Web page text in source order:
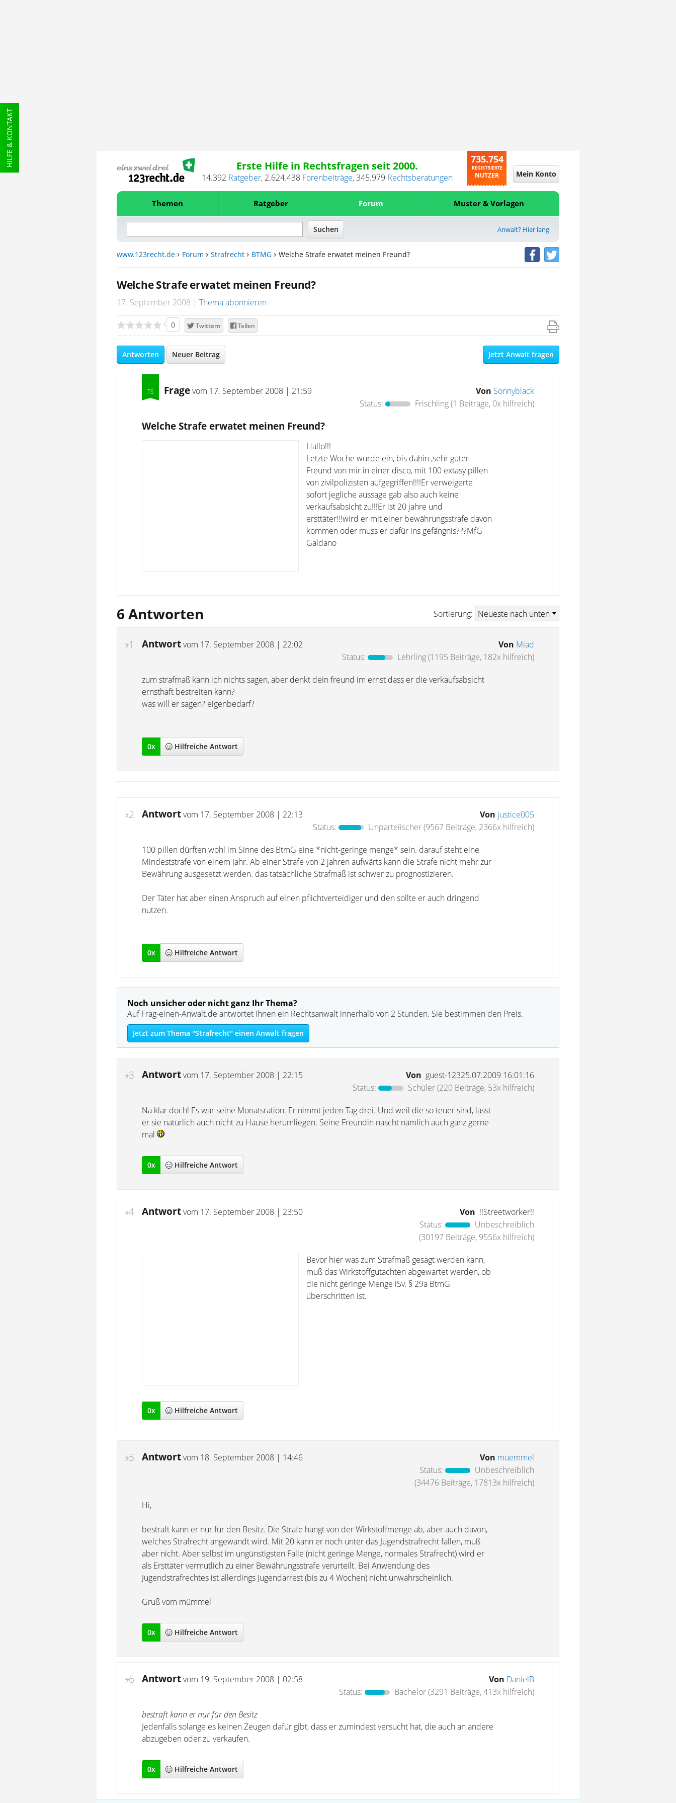
HILFE & KONTAKT Erste Hilfe in Rechtsfragen seit 2000.
14.392 Ratgeber, 2.624.438 Forenbeiträge,345.979 Rechtsberatungen
735.754
REGISTRIERTE
NUTZER Mein Konto
Themen Ratgeber Forum Muster & Vorlagen
Anwalt? Hier lang
www.123recht.de Forum Strafrecht BTMG Welche Strafe erwatet meinen Freund?
Welche Strafe erwatet meinen Freund?
17. September 2008 Thema abonnieren
0 Twittern Teilen
Antworten Neuer Beitrag Jetzt Anwalt fragen
Fragevom 17. September 2008 | 21:59 Von Sonnyblack
Status:
Frischling(1 Beiträge, 0x hilfreich)
Welche Strafe erwatet meinen Freund?
Hallo!!!
Letzte Woche wurde ein, bis dahin ,sehr guter
Freund von mir in einer disco, mit 100 extasy pillen
von zivilpolizisten aufgegriffen!!!!Er verweigerte
sofort jegliche aussage gab also auch keine
verkaufsabsicht zu!!!Er ist 20 jahre und
ersttäter!!!wird er mit einer bewährungsstrafe davon
kommen oder muss er dafür ins gefängnis???MfG
Galdano
6 Antworten Sortierung:
#1 Antwortvom 17. September 2008 | 22:02 Von Miad
Status:
Lehrling(1195 Beiträge, 182x hilfreich)
zum strafmaß kann ich nichts sagen, aber denkt dein freund im ernst dass er die verkaufsabsicht
ernsthaft bestreiten kann?
was will er sagen? eigenbedarf?
0x Hilfreiche Antwort
#2 Antwortvom 17. September 2008 | 22:13 Von justice005
Status:
Unparteiischer(9567 Beiträge, 2366x hilfreich)
100 pillen dürften wohl im Sinne des BtmG eine *nicht-geringe menge* sein. darauf steht eine
Mindeststrafe von einem Jahr. Ab einer Strafe von 2 jahren aufwärts kann die Strafe nicht mehr zur
Bewährung ausgesetzt werden. das tatsächliche Strafmaß ist schwer zu prognostizieren.
Der Täter hat aber einen Anspruch auf einen pflichtverteidiger und den sollte er auch dringend
nutzen.
0x Hilfreiche Antwort
Noch unsicher oder nicht ganz Ihr Thema?
Auf Frag-einen-Anwalt.de antwortet Ihnen ein Rechtsanwalt innerhalb von 2 Stunden. Sie bestimmen den Preis.
Jetzt zum Thema "Strafrecht" einen Anwalt fragen
#3 Antwortvom 17. September 2008 | 22:15 Von guest-12325.07.2009 16:01:16
Status:
Schüler(220 Beiträge, 53x hilfreich)
Na klar doch! Es war seine Monatsration. Er nimmt jeden Tag drei. Und weil die so teuer sind, lässt
er sie natürlich auch nicht zu Hause herumliegen. Seine Freundin nascht nämlich auch ganz gerne
mal
0x Hilfreiche Antwort
#4 Antwortvom 17. September 2008 | 23:50 Von !!Streetworker!!
Status:
Unbeschreiblich
(30197 Beiträge, 9556x hilfreich)
Bevor hier was zum Strafmaß gesagt werden kann,
muß das Wirkstoffgutachten abgewartet werden, ob
die nicht geringe Menge iSv. § 29a BtmG
überschritten ist.
0x Hilfreiche Antwort
#5 Antwortvom 18. September 2008 | 14:46 Von muemmel
Status:
Unbeschreiblich
(34476 Beiträge, 17813x hilfreich)
Hi,
bestraft kann er nur für den Besitz. Die Strafe hängt von der Wirkstoffmenge ab, aber auch davon,
welches Strafrecht angewandt wird. Mit 20 kann er noch unter das Jugendstrafrecht fallen, muß
aber nicht. Aber selbst im ungünstigsten Falle (nicht geringe Menge, normales Strafrecht) wird er
als Ersttäter vermutlich zu einer Bewährungsstrafe verurteilt. Bei Anwendung des
Jugendstrafrechtes ist allerdings Jugendarrest (bis zu 4 Wochen) nicht unwahrscheinlich.
Gruß vom mümmel
0x Hilfreiche Antwort
#6 Antwortvom 19. September 2008 | 02:58 Von DanielB
Status:
Bachelor(3291 Beiträge, 413x hilfreich)
bestraft kann er nur für den Besitz
Jedenfalls solange es keinen Zeugen dafür gibt, dass er zumindest versucht hat, die auch an andere
abzugeben oder zu verkaufen.
0x Hilfreiche Antwort